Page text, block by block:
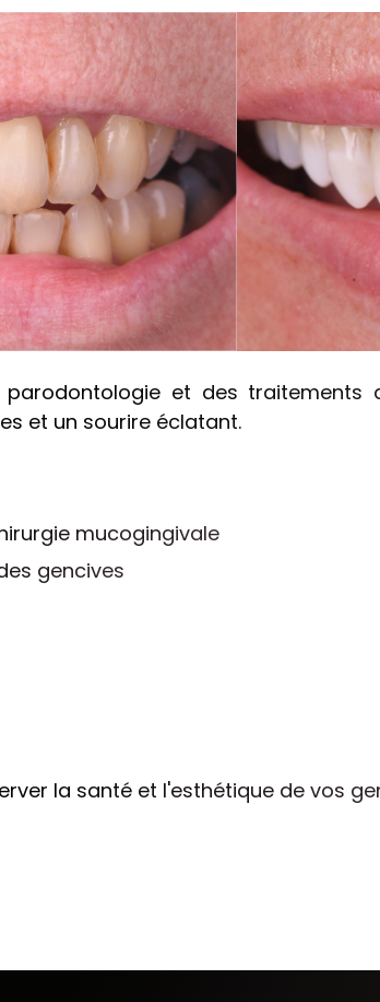
et des
et un sourire éclatant.
mucogingivale
gencives
la santé et l'esthétique de vos